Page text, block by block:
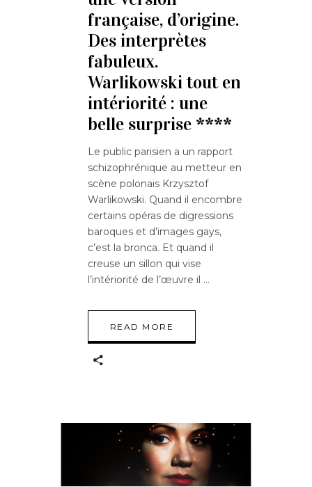
française, d’origine.
Des interprètes
fabuleux.
Warlikowski tout en
intériorité : une
belle surprise ****
Le public parisien a un rapport
schizophrénique au metteur en
scène polonais Krzysztof
Warlikowski. Quand il encombre
certains opéras de digressions
baroques et d’images gays,
c’est la bronca. Et quand il
creuse un sillon qui vise
l’intériorité de l’œuvre il
READ MORE